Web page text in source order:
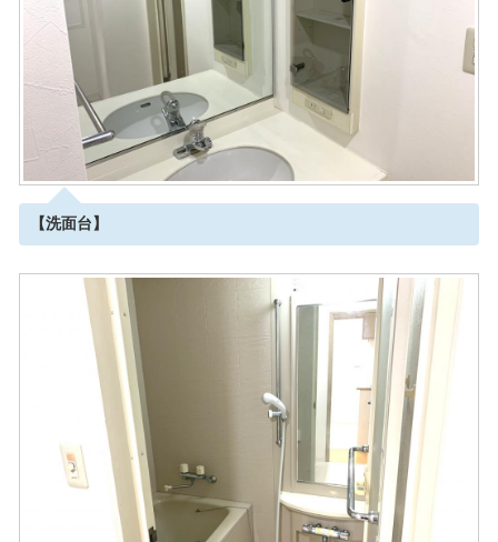
【洗面台】